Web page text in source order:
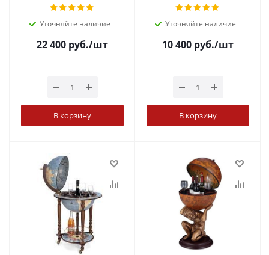
Уточняйте наличие
22 400 руб./шт
В корзину
Уточняйте наличие
10 400 руб./шт
В корзину